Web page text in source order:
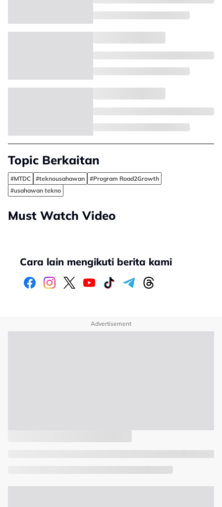
Topic Berkaitan
#MTDC #teknousahawan
#Program Road2Growth
#usahawan tekno
Must Watch Video
Cara lain mengikuti berita kami
Advertisement